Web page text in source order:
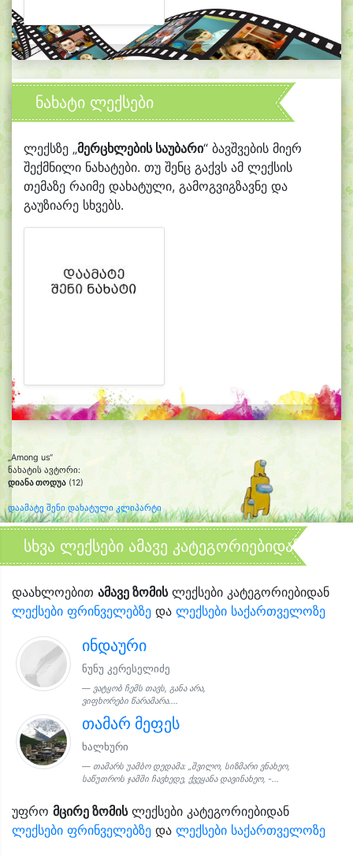
ნახატი ლექსები
ლექსზე „მერცხლების საუბარი“ ბავშვების მიერ
შექმნილი ნახატები. თუ შენც გაქვს ამ ლექსის
თემაზე რაიმე დახატული, გამოგვიგზავნე და
გაუზიარე სხვებს.
„Among us“
ნახატის ავტორი:
დიანა თოდუა (12)
დაამატე შენი დახატული კლიპარტი
სხვა ლექსები ამავე კატეგორიებიდან
დაახლოებით ამავე ზომისლექსები კატეგორიებიდან
ლექსები ფრინველებზე და ლექსები საქართველოზე
ინდაური
ნუნუ კერესელიძე
ვატყობ ჩემს თავს, განა არა,
ვიფხორები წარამარა....
თამარ მეფეს
ხალხური
თამარს უამბო დედამა: „შვილო, სიზმარი ვნახეო,
საწუთროს ჯამში ჩავხედე, ქვეყანა დავინახეო, -...
უფრო მცირე ზომისლექსები კატეგორიებიდან
ლექსები ფრინველებზე და ლექსები საქართველოზე